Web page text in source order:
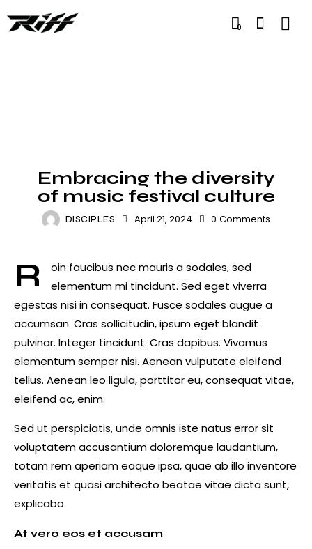
0
Embracing the diversity
of music festival culture
DISCIPLES April 21, 2024 0 Comments
R
oin faucibus nec mauris a sodales, sed
elementum mi tincidunt. Sed eget viverra
egestas nisi in consequat. Fusce sodales augue a
accumsan. Cras sollicitudin, ipsum eget blandit
pulvinar. Integer tincidunt. Cras dapibus. Vivamus
elementum semper nisi. Aenean vulputate eleifend
tellus. Aenean leo ligula, porttitor eu, consequat vitae,
eleifend ac, enim.
Sed ut perspiciatis, unde omnis iste natus error sit
voluptatem accusantium doloremque laudantium,
totam rem aperiam eaque ipsa, quae ab illo inventore
veritatis et quasi architecto beatae vitae dicta sunt,
explicabo.
At vero eos et accusam